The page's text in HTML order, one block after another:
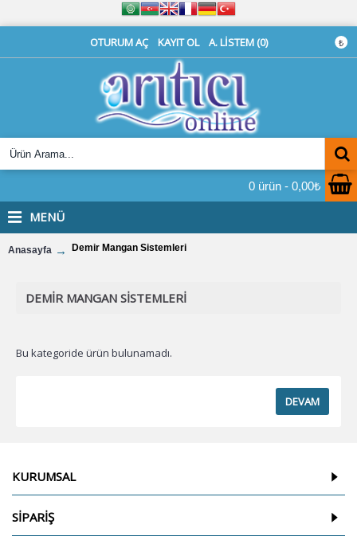
₺
OTURUM AÇ KAYIT OL A. LISTEM (0)
0 ürün - 0,00₺
MENÜ
Anasayfa Demir Mangan Sistemleri
DEMIR MANGAN SISTEMLERI
Bu kategoride ürün bulunamadı.
DEVAM
KURUMSAL
SİPARİŞ